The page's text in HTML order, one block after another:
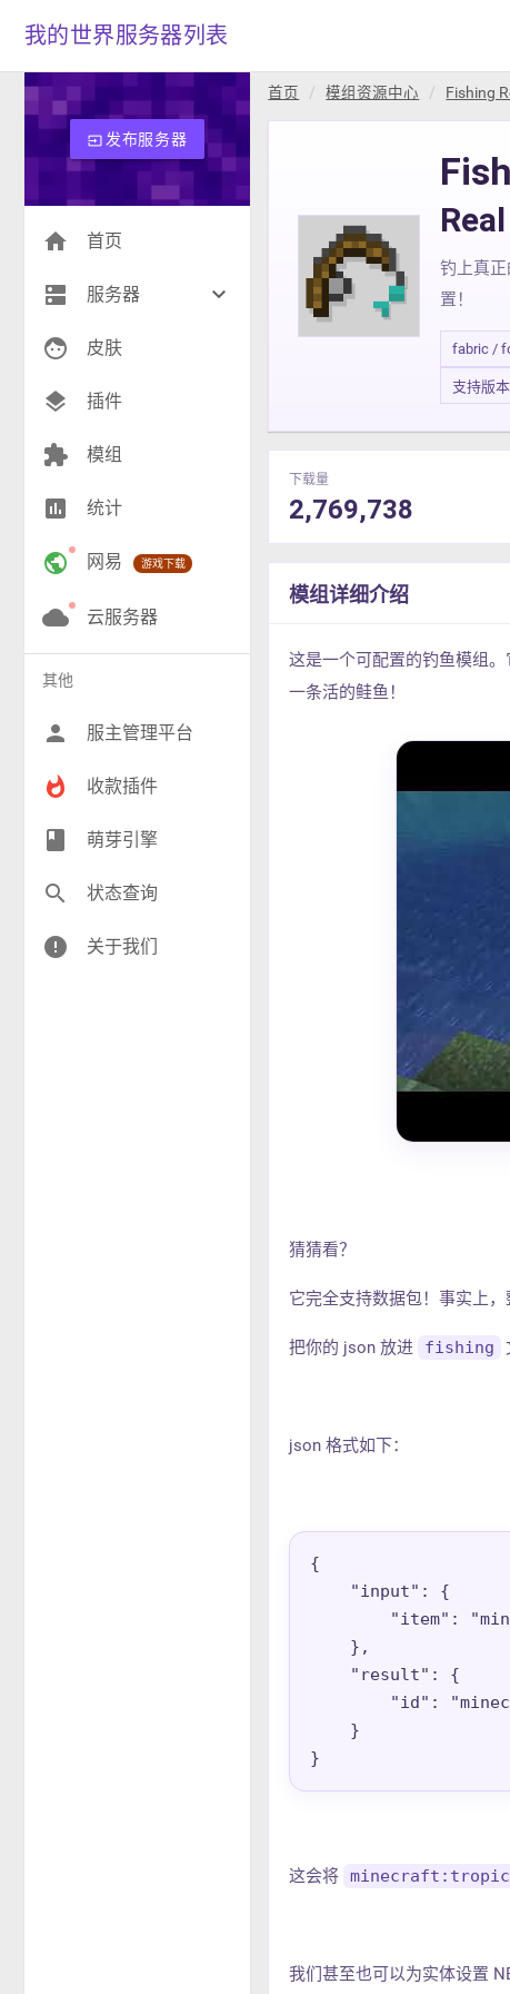
我的世界服务器列表
input发布服务器
home 首页
dns 服务器 keyboard_arrow_down
生存(274)
创造(9)
RPG(205)
小游戏(17)
神奇宝贝(27)
工业(9)
face 皮肤
layers 插件
extension 模组
insert_chart 统计
public 网易 游戏下载
cloud 云服务器
其他
person 服主管理平台
whatshot 收款插件
class 萌芽引擎
search 状态查询
error 关于我们
首页 模组资源中心 Fishing
钓上真
置！
fabric /
支持版
下载量
2,769,738
模组详细介绍
这是一个可配置的钓鱼模组
一条活的鲑鱼！
猜猜看？
它完全支持数据包！事实上，
把你的 json 放进 fishing
json 格式如下：
{
"input": {
"item":
},
"result": {
"id":
}
}
这会将
我们甚至也可以为实体设置